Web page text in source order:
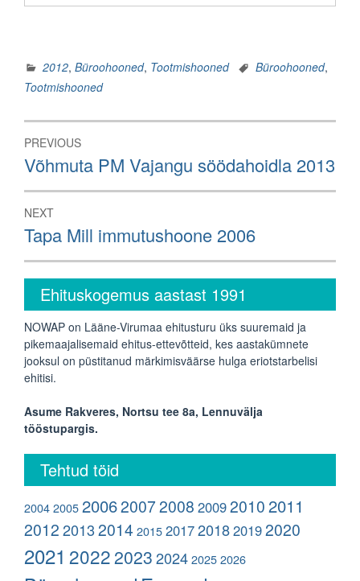
2012, Büroohooned, Tootmishooned Büroohooned,
Tootmishooned
Navigeerimine
PREVIOUS
Previous
post:
Võhmuta PM Vajangu söödahoidla 2013
NEXT
Next
post:
Tapa Mill immutushoone 2006
Ehituskogemus aastast 1991
NOWAP on Lääne-Virumaa ehitusturu üks suuremaid ja
pikemaajalisemaid ehitus-ettevõtteid, kes aastakümnete
jooksul on püstitanud märkimisväärse hulga eriotstarbelisi
ehitisi.
Asume Rakveres, Nortsu tee 8a, Lennuvälja
tööstupargis.
Tehtud töid
20042005200620072008 200920102011
201220132014 20152017201820192020
2021 20222023202420252026